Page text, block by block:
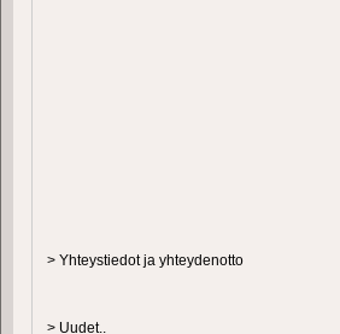
> Yhteystiedot ja yhteydenotto
> Uudet..